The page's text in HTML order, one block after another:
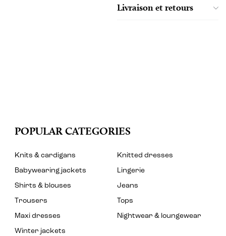
Livraison et retours
POPULAR CATEGORIES
Knits & cardigans
Knitted dresses
Babywearing jackets
Lingerie
Shirts & blouses
Jeans
Trousers
Tops
Maxi dresses
Nightwear & loungewear
Winter jackets